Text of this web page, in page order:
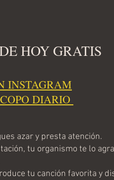
HOY GRATIS
INSTAGRAM
DIARIO
azar y presta atención.
tu organismo te lo
tu canción favorita y